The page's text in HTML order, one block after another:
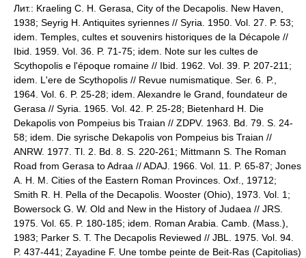
Лит.: Kraeling C. H. Gerasa, City of the Decapolis. New Haven,
1938; Seyrig H. Antiquites syriennes // Syria. 1950. Vol. 27. P. 53;
idem. Temples, cultes et souvenirs historiques de la Décapole //
Ibid. 1959. Vol. 36. P. 71-75; idem. Note sur les cultes de
Scythopolis e l'époque romaine // Ibid. 1962. Vol. 39. P. 207-211;
idem. L'ere de Scythopolis // Revue numismatique. Ser. 6. P.,
1964. Vol. 6. P. 25-28; idem. Alexandre le Grand, foundateur de
Gerasa // Syria. 1965. Vol. 42. P. 25-28; Bietenhard H. Die
Dekapolis von Pompeius bis Traian // ZDPV. 1963. Bd. 79. S. 24-
58; idem. Die syrische Dekapolis von Pompeius bis Traian //
ANRW. 1977. Tl. 2. Bd. 8. S. 220-261; Mittmann S. The Roman
Road from Gerasa to Adraa // ADAJ. 1966. Vol. 11. P. 65-87; Jones
A. H. M. Cities of the Eastern Roman Provinces. Oxf., 19712;
Smith R. H. Pella of the Decapolis. Wooster (Ohio), 1973. Vol. 1;
Bowersock G. W. Old and New in the History of Judaea // JRS.
1975. Vol. 65. P. 180-185; idem. Roman Arabia. Camb. (Mass.),
1983; Parker S. T. The Decapolis Reviewed // JBL. 1975. Vol. 94.
P. 437-441; Zayadine F. Une tombe peinte de Beit-Ras (Capitolias)